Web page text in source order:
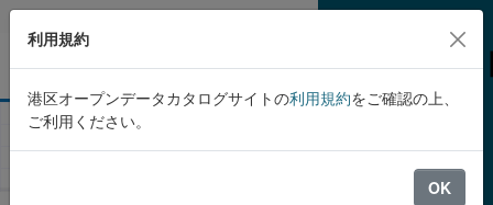
Skip to main content
組織
港区
港区の写真 赤坂地区の橋
利用規約
港区オープンデータカタログサイトの利用規約をご確認の上、
ご利用ください。
OK